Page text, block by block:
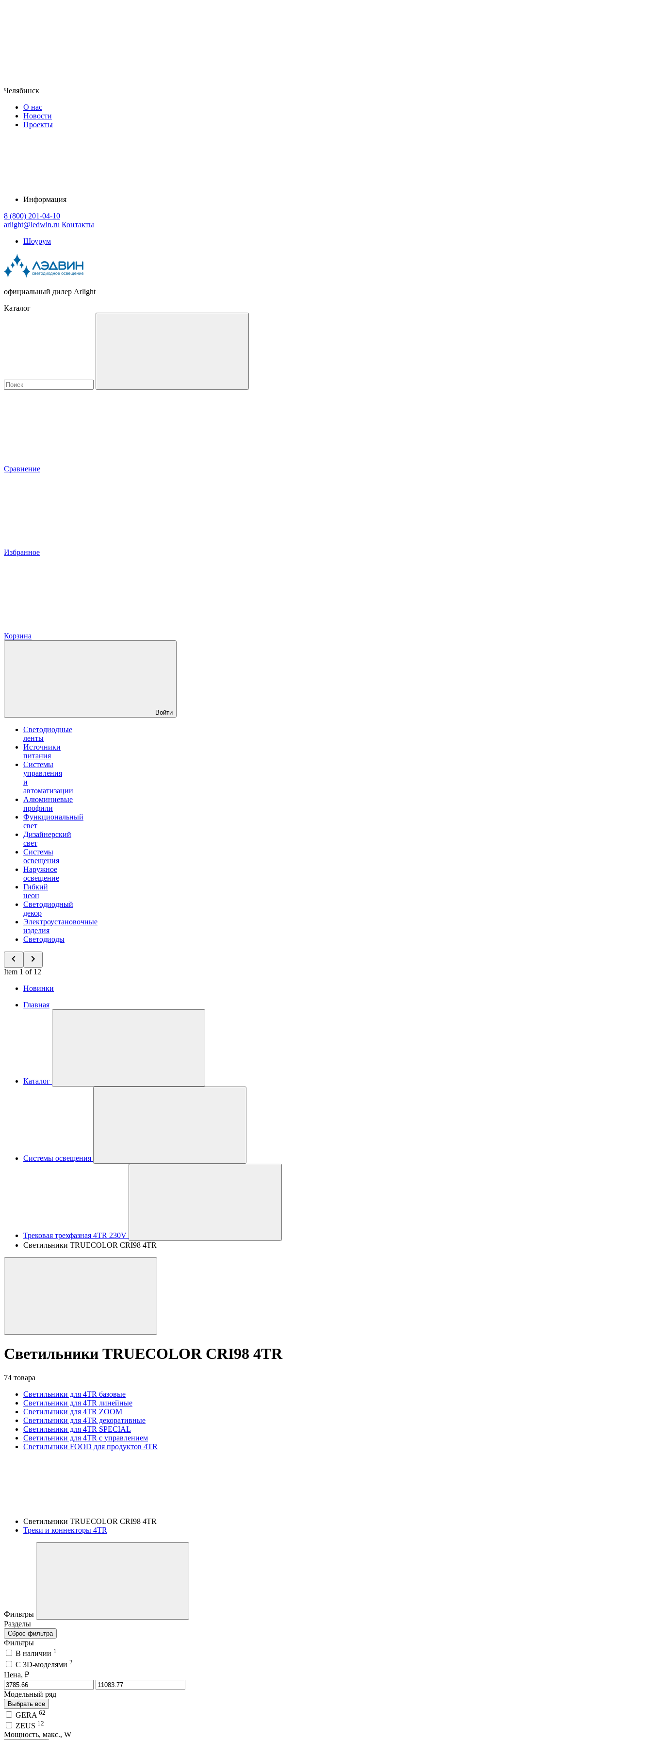
Челябинск
О нас
Новости
Проекты
Информация
8 (800) 201-04-10
arlight@ledwin.ru Контакты
Шоурум
официальный дилер Arlight
Каталог
Сравнение
Избранное
Корзина
Войти
Светодиодные
ленты
Источники
питания
Системы
управления
и
автоматизации
Алюминиевые
профили
Функциональный
свет
Дизайнерский
свет
Системы
освещения
Наружное
освещение
Гибкий
неон
Светодиодный
декор
Электроустановочные
изделия
Светодиоды
Item 1 of 12
Новинки
Главная
Каталог
Системы освещения
Трековая трехфазная 4TR 230V
Светильники TRUECOLOR CRI98 4TR
Светильники TRUECOLOR CRI98 4TR
74 товара
Светильники для 4TR базовые
Светильники для 4TR линейные
Светильники для 4TR ZOOM
Светильники для 4TR декоративные
Светильники для 4TR SPECIAL
Светильники для 4TR с управлением
Светильники FOOD для продуктов 4TR
Светильники TRUECOLOR CRI98 4TR
Треки и коннекторы 4TR
Фильтры
Разделы
Сброс фильтра
Фильтры
В наличии 1
C 3D-моделями 2
Цена, ₽
Модельный ряд
Выбрать все
GERA 62
ZEUS 12
Мощность, макс., W